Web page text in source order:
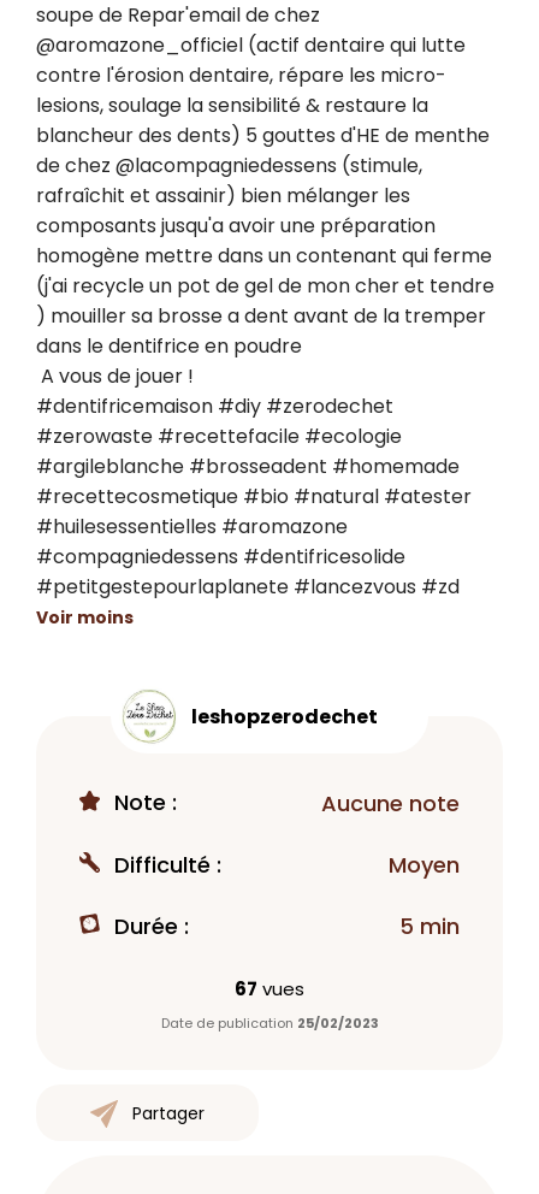
soupe de Repar'email de chez
@aromazone_officiel (actif dentaire qui lutte
contre l'érosion dentaire, répare les micro-
lesions, soulage la sensibilité & restaure la
blancheur des dents) 5 gouttes d'HE de menthe
de chez @lacompagniedessens (stimule,
rafraîchit et assainir) bien mélanger les
composants jusqu'a avoir une préparation
homogène mettre dans un contenant qui ferme
(j'ai recycle un pot de gel de mon cher et tendre
) mouiller sa brosse a dent avant de la tremper
dans le dentifrice en poudre
#dentifricemaison #diy #zerodechet
#zerowaste #recettefacile #ecologie
#argileblanche #brosseadent #homemade
#recettecosmetique #bio #natural #atester
#huilesessentielles #aromazone
#compagniedessens #dentifricesolide
#petitgestepourlaplanete #lancezvous #zd
Voir moins
leshopzerodechet
Note : Aucune note
Difficulté : Moyen
Durée : 5 min
67 vues
Date de publication 25/02/2023
Partager